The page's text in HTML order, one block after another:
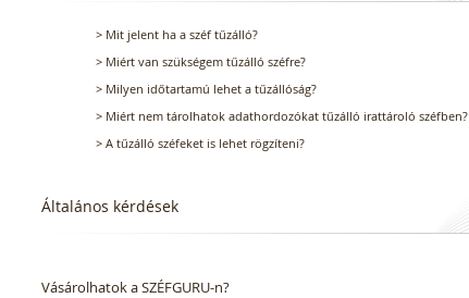
> Mit jelent ha a széf tűzálló?
> Miért van szükségem tűzálló széfre?
> Milyen időtartamú lehet a tűzállóság?
> Miért nem tárolhatok adathordozókat tűzálló irattároló széfben?
> A tűzálló széfeket is lehet rögzíteni?
Általános kérdések
Vásárolhatok a SZÉFGURU-n?